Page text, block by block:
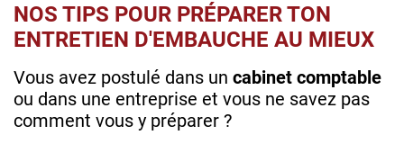
NOS TIPS POUR PRÉPARER TON
ENTRETIEN D'EMBAUCHE AU MIEUX
Vous avez postulé dans un cabinet comptable
ou dans une entreprise et vous ne savez pas
comment vous y préparer ?